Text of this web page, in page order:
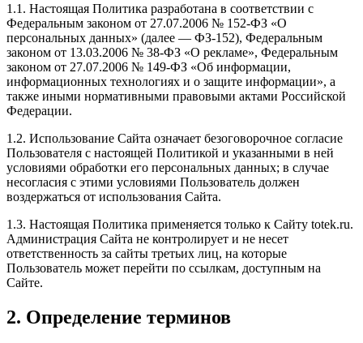
1.1. Настоящая Политика разработана в соответствии с
Федеральным законом от 27.07.2006 № 152-ФЗ «О
персональных данных» (далее — ФЗ-152), Федеральным
законом от 13.03.2006 № 38-ФЗ «О рекламе», Федеральным
законом от 27.07.2006 № 149-ФЗ «Об информации,
информационных технологиях и о защите информации», а
также иными нормативными правовыми актами Российской
Федерации.
1.2. Использование Сайта означает безоговорочное согласие
Пользователя с настоящей Политикой и указанными в ней
условиями обработки его персональных данных; в случае
несогласия с этими условиями Пользователь должен
воздержаться от использования Сайта.
1.3. Настоящая Политика применяется только к Сайту totek.ru.
Администрация Сайта не контролирует и не несет
ответственность за сайты третьих лиц, на которые
Пользователь может перейти по ссылкам, доступным на
Сайте.
2. Определение терминов